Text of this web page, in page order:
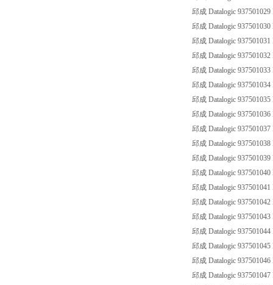
邱成 Datalogic
邱成 Datalogic
邱成 Datalogic
邱成 Datalogic
邱成 Datalogic
邱成 Datalogic
邱成 Datalogic
邱成 Datalogic
邱成 Datalogic
邱成 Datalogic
邱成 Datalogic
邱成 Datalogic
邱成 Datalogic
邱成 Datalogic
邱成 Datalogic
邱成 Datalogic
邱成 Datalogic
邱成 Datalogic
邱成 Datalogic